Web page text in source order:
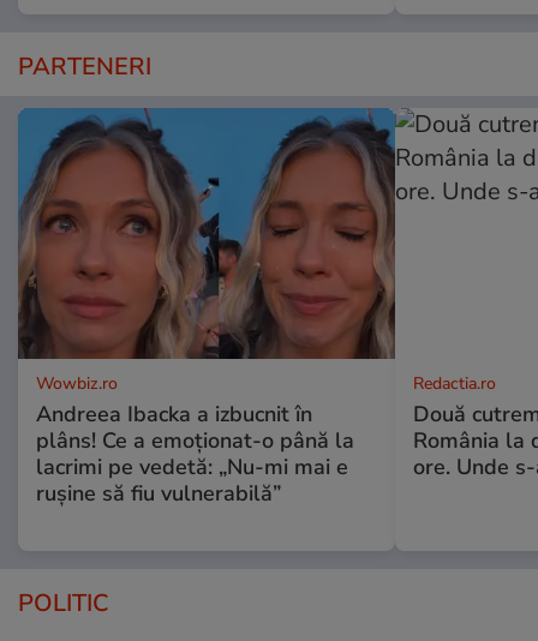
PARTENERI
Wowbiz.ro
Andreea Ibacka a izbucnit în
plâns! Ce a emoționat-o până la
lacrimi pe vedetă: „Nu-mi mai e
rușine să fiu vulnerabilă”
Redactia.ro
Două
România la
ore. Unde
POLITIC